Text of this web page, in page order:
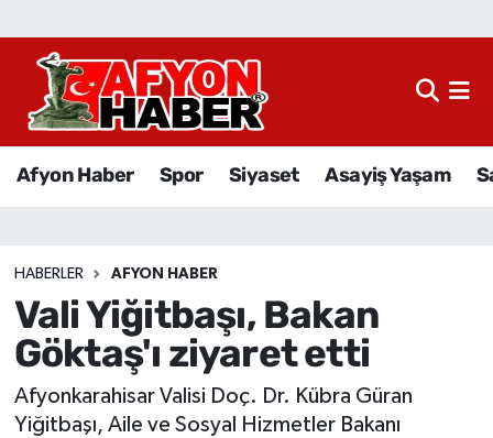
Afyon Haber Spor Siyaset Asayiş Yaşam
HABERLER AFYON HABER
Vali Yiğitbaşı, Bakan
Göktaş'ı ziyaret etti
Afyonkarahisar Valisi Doç. Dr. Kübra Güran
Yiğitbaşı, Aile ve Sosyal Hizmetler Bakanı
Afyon Haber
Sağlık
Eğitim
Sivil Toplum